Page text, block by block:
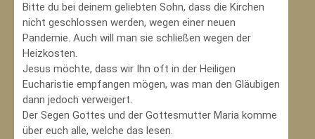
Bitte du bei deinem geliebten Sohn, dass die Kirchen
nicht geschlossen werden, wegen einer neuen
Pandemie. Auch will man sie schließen wegen der
Heizkosten.
Jesus möchte, dass wir Ihn oft in der Heiligen
Eucharistie empfangen mögen, was man den Gläubigen
dann jedoch verweigert.
Der Segen Gottes und der Gottesmutter Maria komme
über euch alle, welche das lesen.